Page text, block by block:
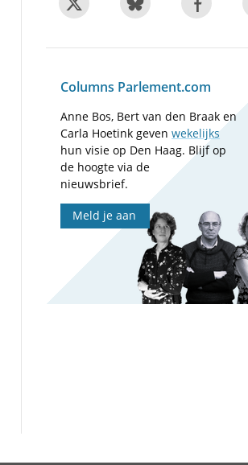
Columns Parlement.com
Anne Bos, Bert van den Braak en
Carla Hoetink gevenwekelijks
hun visie op Den Haag. Blijf op
de hoogte via de
nieuwsbrief.
Meld je aan